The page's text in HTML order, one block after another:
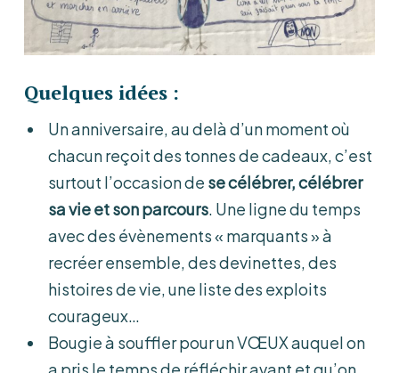
Quelques idées :
Un anniversaire, au delà d’un moment où
chacun reçoit des tonnes de cadeaux, c’est
surtout l’occasion de se célébrer,célébrer
sa vie et son parcours. Une ligne du temps
avec des évènements « marquants » à
recréer ensemble, des devinettes, des
histoires de vie, une liste des exploits
courageux…
Bougie à souffler pour un VŒUX auquel on
a pris le temps de réfléchir avant et qu’on